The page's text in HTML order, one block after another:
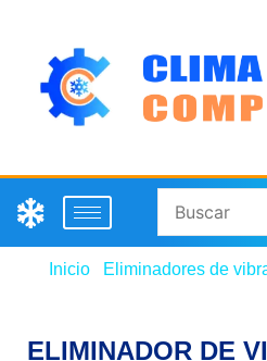
Inicio Eliminadores de
ELIMINADOR DE